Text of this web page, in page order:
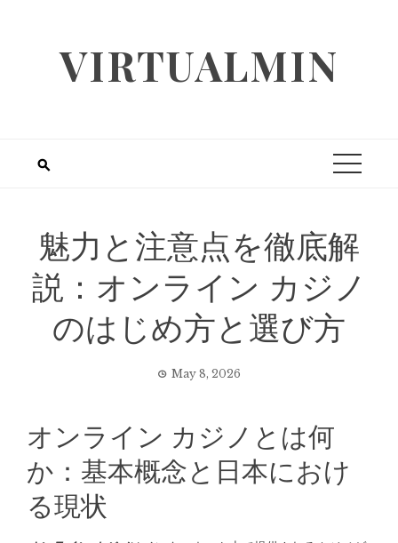
VIRTUALMIN
魅力と注意点を徹底解
説：オンライン カジノ
のはじめ方と選び方
May 8, 2026
オンライン カジノとは何
か：基本概念と日本におけ
る現状